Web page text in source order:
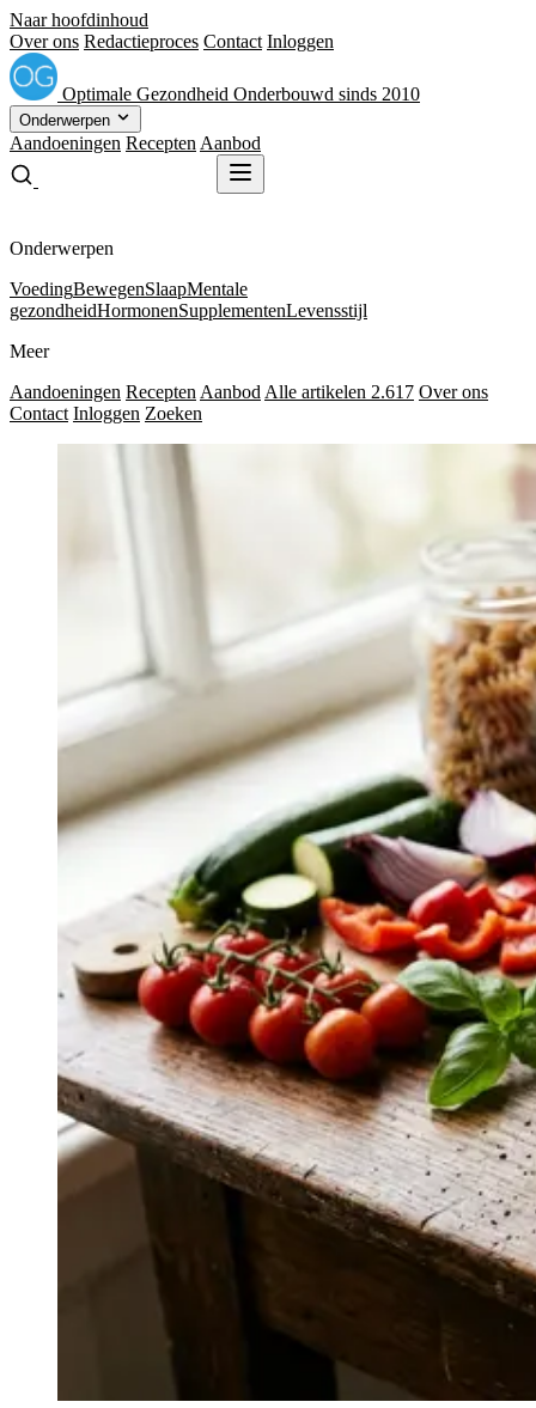
Naar hoofdinhoud
Over ons Redactieproces Contact Inloggen
Optimale Gezondheid Onderbouwd sinds 2010
Onderwerpen
Aandoeningen Recepten Aanbod
Onderwerpen
VoedingBewegenSlaapMentale
gezondheidHormonenSupplementenLevensstijl
Meer
Aandoeningen Recepten Aanbod Alle artikelen 2.617 Over ons
Contact Inloggen Zoeken